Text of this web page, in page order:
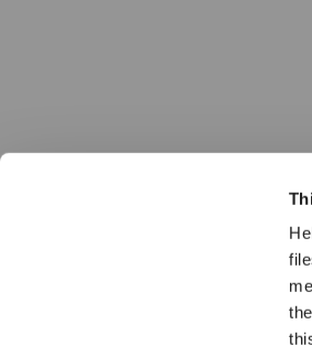
Tous les prix mentionnés sur notre site